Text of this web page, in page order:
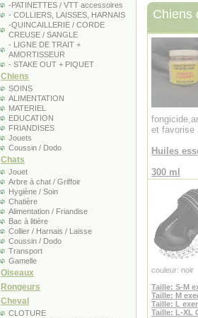
-PATINETTES / VTT accessoires
- COLLIERS, LAISSES, HARNAIS
-QUINCAILLERIE / CORDE
CREUSE / SANGLE
- LIGNE DE TRAIT +
AMORTISSEUR
- STAKE OUT + PIQUET
Chiens
SOINS
ALIMENTATION
MATERIEL
EDUCATION
FRIANDISES
Jouets
Coussin / Dodo
Chats
Jouet
Arbre à chat / Griffoir
Hygiène / Soin
Chatière
Alimentation / Friandise
Bac à litière
Collier / Harnais / Laisse
Coussin / Dodo
Transport
Gamelle
Oiseaux
Rongeurs
Cheval
CLOTURE
Chiens
et favorise
Huiles
300 ml
couleur: noir
Taille: S-M
Taille: M
Taille: L
Taille: L-XL